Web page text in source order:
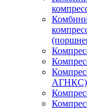
АГНКС)